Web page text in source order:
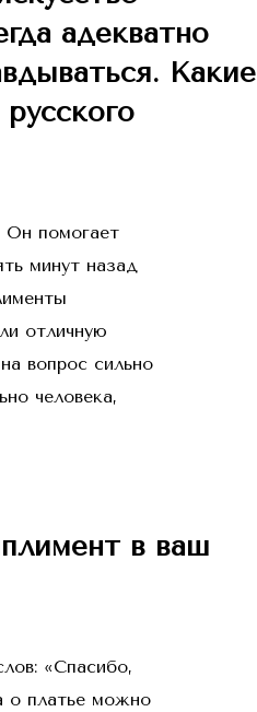
адекватно
Какие
Он помогает
минут назад
отличную
вопрос сильно
человека,
в ваш
«Спасибо,
о платье можно